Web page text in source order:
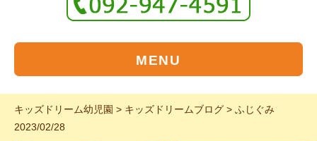
MENU
キッズドリーム幼児園 > キッズドリームブログ > ふじぐみ
2023/02/28